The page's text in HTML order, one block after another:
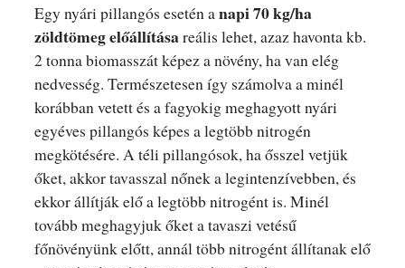
Egy nyári pillangós esetén anapi 70 kg/ha
zöldtömeg előállításareális lehet, azaz havonta kb.
2 tonna biomasszát képez a növény, ha van elég
nedvesség. Természetesen így számolva a minél
korábban vetett és a fagyokig meghagyott nyári
egyéves pillangós képes a legtöbb nitrogén
megkötésére. A téli pillangósok, ha ősszel vetjük
őket, akkor tavasszal nőnek a legintenzívebben, és
ekkor állítják elő a legtöbb nitrogént is. Minél
tovább meghagyjuk őket a tavaszi vetésű
főnövényünk előtt, annál több nitrogént állítanak elő